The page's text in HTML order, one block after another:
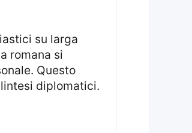
romana si
Questo
diplomatici.